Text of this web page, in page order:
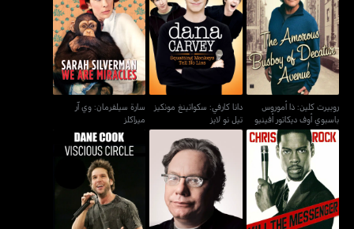
روبيرت كلين: ذا أموروس
باسبوي أوف ديكاتور أفينيو
روبيرت كلين: ذا أموروس
باسبوي أوف ديكاتور أفينيو
دانا كارفي: سكواتينغ مونكيز
تيل نو لايز
دانا كارفي: سكواتينغ مونكيز
تيل نو لايز
سارة سيلفرمان: وي آر
ميراكلز
سارة سيلفرمان: وي آر
ميراكلز
كريس روك: كيل ذا
ماسينجر
لويس بلاك: ريد، وايت آند
سكرود
داين كوك: فيشوس سيركل